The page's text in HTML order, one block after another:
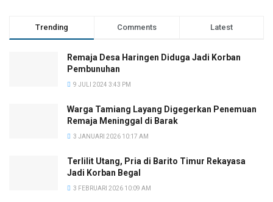
Trending Comments Latest
Remaja Desa Haringen Diduga Jadi Korban
Pembunuhan
9 JULI 2024 3:43 PM
Warga Tamiang Layang Digegerkan Penemuan
Remaja Meninggal di Barak
3 JANUARI 2026 10:17 AM
Terlilit Utang, Pria di Barito Timur Rekayasa
Jadi Korban Begal
3 FEBRUARI 2026 10:09 AM